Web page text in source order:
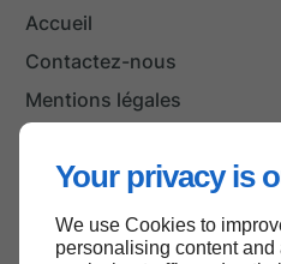
Your privacy is
We use Cookies to
personalising content
Accueil
Contactez-nous
Mentions légales
Haut